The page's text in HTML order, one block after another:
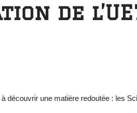
de
une matière redoutée : les